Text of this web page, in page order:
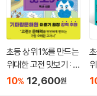
초등 상위 1%를 만드는
위대한 고전 맛보기 : 역
사·사회
10% 12,600원